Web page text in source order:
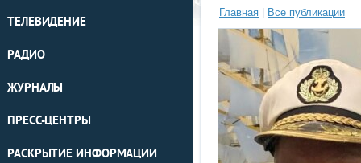
ТЕЛЕВИДЕНИЕ
РАДИО
ЖУРНАЛЫ
ПРЕСС-ЦЕНТРЫ
РАСКРЫТИЕ ИНФОРМАЦИИ
Главная Все публикации